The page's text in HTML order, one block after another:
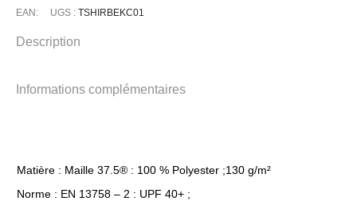
37.5®
EAN: UGS : TSHIRBEKC01
Description
Informations complémentaires
Matière : Maille 37.5® : 100 % Polyester ;130 g/m²
Norme : EN 13758 – 2 : UPF 40+ ;